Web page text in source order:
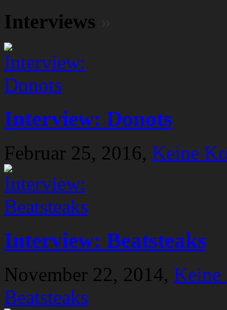
Interviews
Interview: Donots
Februar 25, 2016, Keine
Interview: Beatsteaks
November 22, 2014, Keine
Beatsteaks